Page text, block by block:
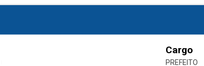
Cargo
PREFEITO